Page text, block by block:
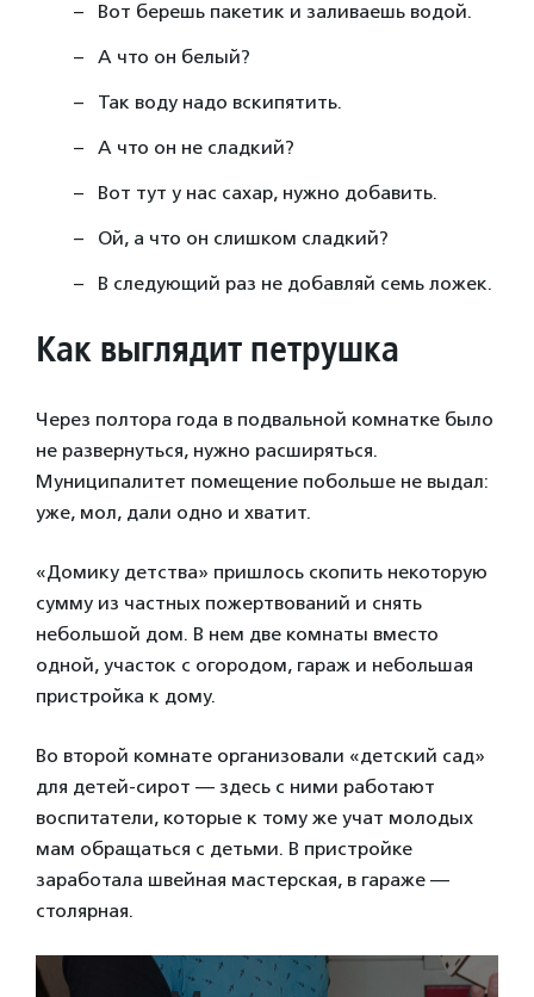
Вот берешь пакетик и заливаешь водой.
А что он белый?
Так воду надо вскипятить.
А что он не сладкий?
Вот тут у нас сахар, нужно добавить.
Ой, а что он слишком сладкий?
В следующий раз не добавляй семь ложек.
Как выглядит петрушка
Через полтора года в подвальной комнатке было
не развернуться, нужно расширяться.
Муниципалитет помещение побольше не выдал:
уже, мол, дали одно и хватит.
«Домику детства» пришлось скопить некоторую
сумму из частных пожертвований и снять
небольшой дом. В нем две комнаты вместо
одной, участок с огородом, гараж и небольшая
пристройка к дому.
Во второй комнате организовали «детский сад»
для детей-сирот — здесь с ними работают
воспитатели, которые к тому же учат молодых
мам обращаться с детьми. В пристройке
заработала швейная мастерская, в гараже —
столярная.